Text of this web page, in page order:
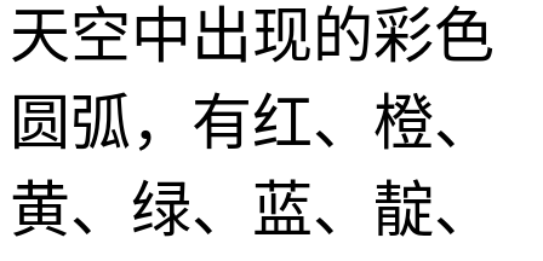
天空中出现的彩色
圆弧，有红、橙、
黄、绿、蓝、靛、